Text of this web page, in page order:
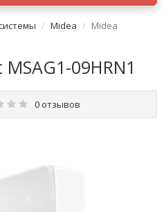
Midea
Midea
09HRN1
0 отзывов